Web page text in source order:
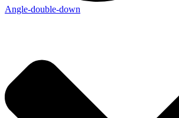
Angle-double-down